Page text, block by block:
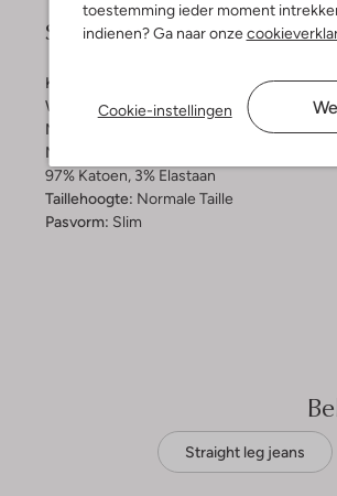
toestemming ieder moment
indienen? Ga naar onze
Cookie-instellingen
Samenstelling & Pasvorm
Kleur:
Wassing:Lichte Wassing
Materiaal:
Materiaalpercentages:
97% Katoen, 3% Elastaan
Taillehoogte: Normale Taille
Pasvorm: Slim
Straight leg jeans